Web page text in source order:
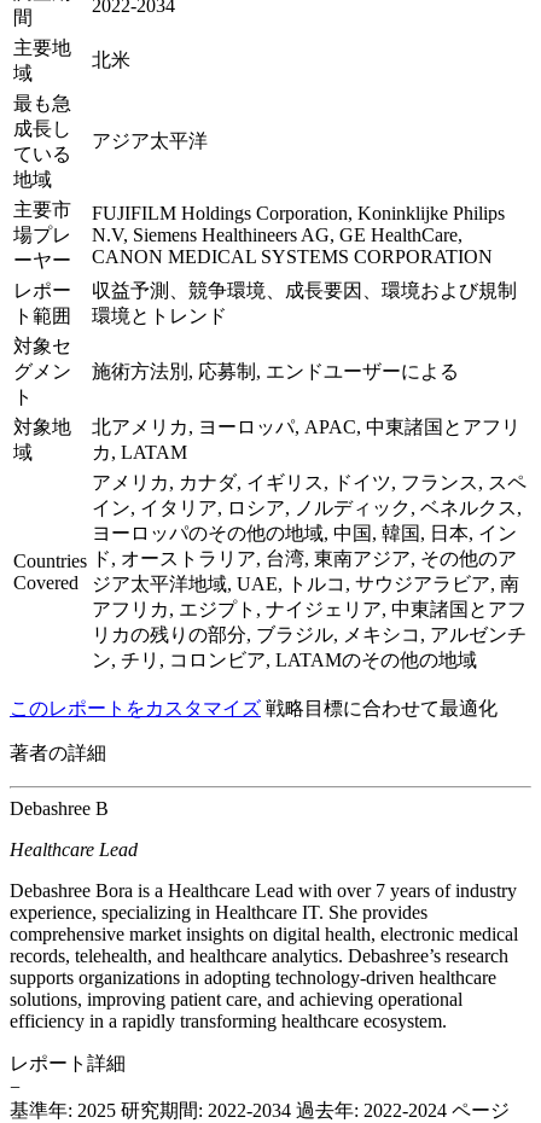
間
2022-2034
主要地
域
北米
最も急
成長し
ている
地域
アジア太平洋
主要市
場プレ
ーヤー
FUJIFILM Holdings Corporation, Koninklijke Philips
N.V, Siemens Healthineers AG, GE HealthCare,
CANON MEDICAL SYSTEMS CORPORATION
レポー
ト範囲
収益予測、競争環境、成長要因、環境および規制
環境とトレンド
対象セ
グメン
ト
施術方法別, 応募制, エンドユーザーによる
対象地
域
北アメリカ, ヨーロッパ, APAC, 中東諸国とアフリ
カ, LATAM
Countries
Covered
アメリカ, カナダ, イギリス, ドイツ, フランス, スペ
イン, イタリア, ロシア, ノルディック, ベネルクス,
ヨーロッパのその他の地域, 中国, 韓国, 日本, イン
ド, オーストラリア, 台湾, 東南アジア, その他のア
ジア太平洋地域, UAE, トルコ, サウジアラビア, 南
アフリカ, エジプト, ナイジェリア, 中東諸国とアフ
リカの残りの部分, ブラジル, メキシコ, アルゼンチ
ン, チリ, コロンビア, LATAMのその他の地域
このレポートをカスタマイズ 戦略目標に合わせて最適化
著者の詳細
Debashree B
Healthcare Lead
Debashree Bora is a Healthcare Lead with over 7 years of industry
experience, specializing in Healthcare IT. She provides
comprehensive market insights on digital health, electronic medical
records, telehealth, and healthcare analytics. Debashree’s research
supports organizations in adopting technology-driven healthcare
solutions, improving patient care, and achieving operational
efficiency in a rapidly transforming healthcare ecosystem.
レポート詳細
−
基準年: 2025 研究期間: 2022-2034 過去年: 2022-2024 ページ